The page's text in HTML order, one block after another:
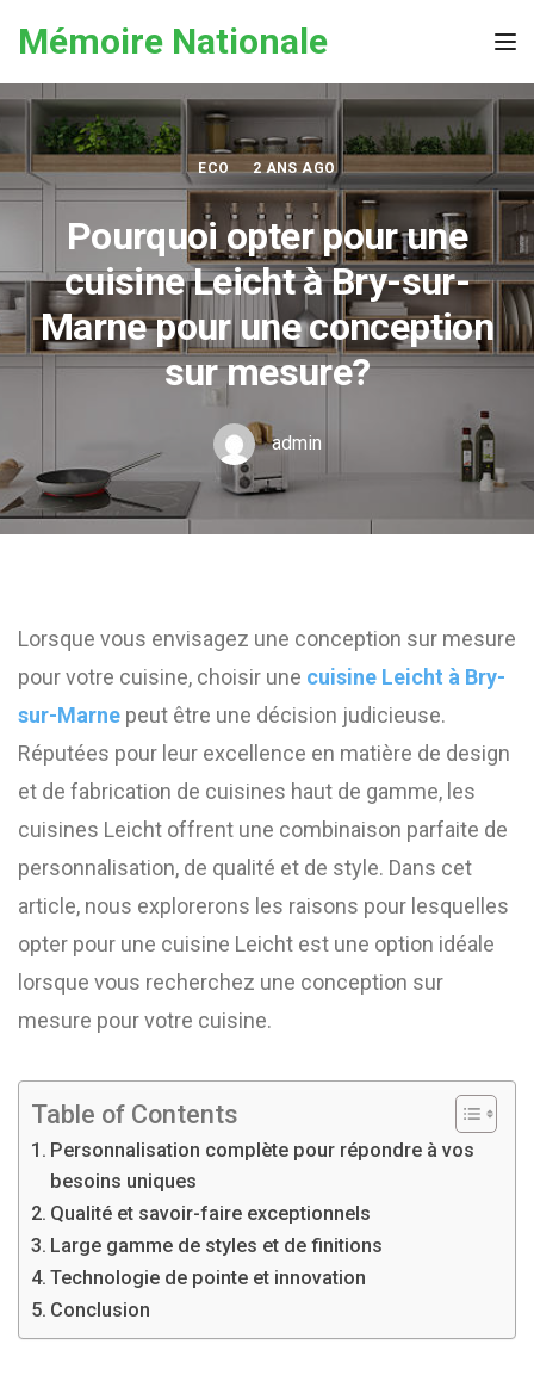
Mémoire Nationale
ECO 2 ANS AGO
Pourquoi opter pour une
cuisine Leicht à Bry-sur-
Marne pour une conception
sur mesure?
admin
Lorsque vous envisagez une conception sur mesure
pour votre cuisine, choisir une cuisine Leicht à Bry-
sur-Marne peut être une décision judicieuse.
Réputées pour leur excellence en matière de design
et de fabrication de cuisines haut de gamme, les
cuisines Leicht offrent une combinaison parfaite de
personnalisation, de qualité et de style. Dans cet
article, nous explorerons les raisons pour lesquelles
opter pour une cuisine Leicht est une option idéale
lorsque vous recherchez une conception sur
mesure pour votre cuisine.
Table of Contents
Personnalisation complète pour répondre à vos
besoins uniques
Qualité et savoir-faire exceptionnels
Large gamme de styles et de finitions
Technologie de pointe et innovation
Conclusion